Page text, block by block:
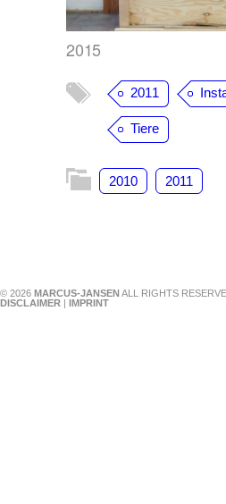
2015
2011
Tiere
2010 2011
© 2026 MARCUS-JANSENALL RIGHTS
DISCLAIMER | IMPRINT